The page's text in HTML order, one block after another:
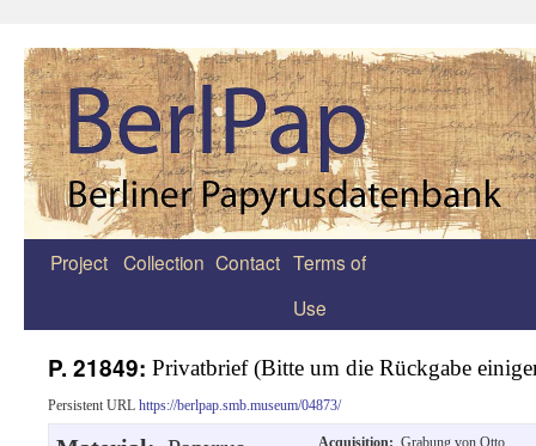
Zum
Project Collection Contact Terms of
Use
P. 21849: Privatbrief (Bitte um die Rückgabe
Persistent URL https://berlpap.smb.museum/04873/
Acquisition: Grabung von Otto